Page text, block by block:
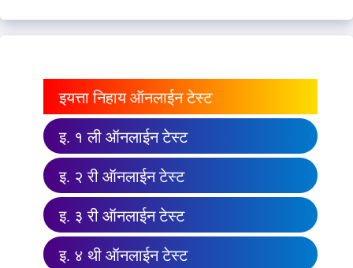
इयत्ता निहाय ऑनलाईन टेस्ट
इ. १ ली ऑनलाईन टेस्ट
इ. २ री ऑनलाईन टेस्ट
इ. ३ री ऑनलाईन टेस्ट
इ. ४ थी ऑनलाईन टेस्ट